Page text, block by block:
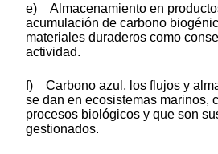
e) Almacenamiento en
acumulación de carbono
materiales duraderos como
actividad.
f) Carbono azul, los flujos y
se dan en ecosistemas marinos,
procesos biológicos y que son
gestionados.